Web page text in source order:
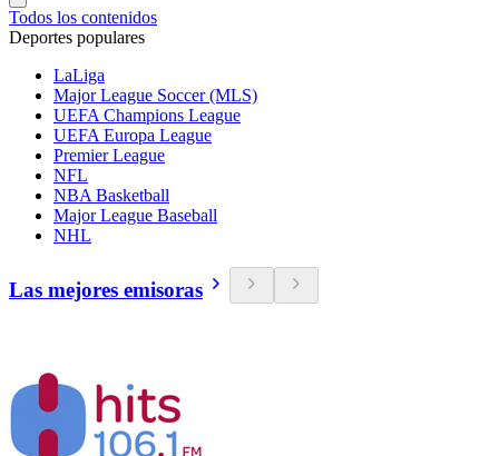
Todos los contenidos
Deportes populares
LaLiga
Major League Soccer (MLS)
UEFA Champions League
UEFA Europa League
Premier League
NFL
NBA Basketball
Major League Baseball
NHL
Las mejores emisoras